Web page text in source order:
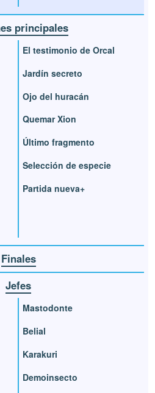
principales
El testimonio de Orcal
Jardín secreto
Ojo del huracán
Quemar Xion
Último fragmento
Selección de especie
Partida nueva+
Finales
Jefes
Mastodonte
Belial
Karakuri
Demoinsecto